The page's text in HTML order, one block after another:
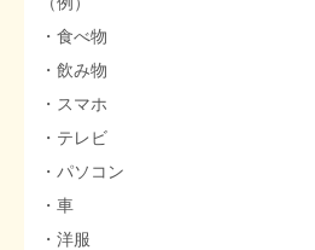
STOPインボイス作品集
たかの経世済民イラスト集
用語集
・食べ物
・飲み物
・スマホ
・テレビ
・パソコン
・車
・洋服